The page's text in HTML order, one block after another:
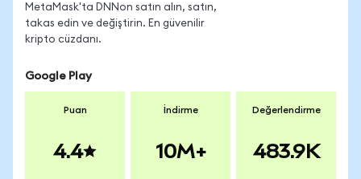
MetaMask'ta DNNon satın alın, satın,
takas edin ve değiştirin. En güvenilir
kripto cüzdanı.
Google Play
Puan
4.4
İndirme
10M+
Değerlendirme
483.9K